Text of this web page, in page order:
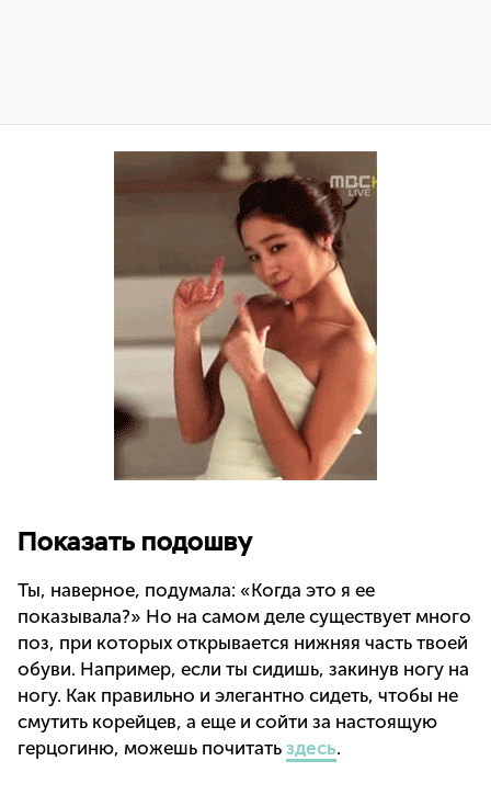
Показать подошву
Ты, наверное, подумала: «Когда это я ее
показывала?» Но на самом деле существует много
поз, при которых открывается нижняя часть твоей
обуви. Например, если ты сидишь, закинув ногу на
ногу. Как правильно и элегантно сидеть, чтобы не
смутить корейцев, а еще и сойти за настоящую
герцогиню, можешь почитать здесь.